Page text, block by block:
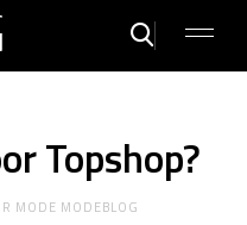
Topshop?
MODE MODEBLOG